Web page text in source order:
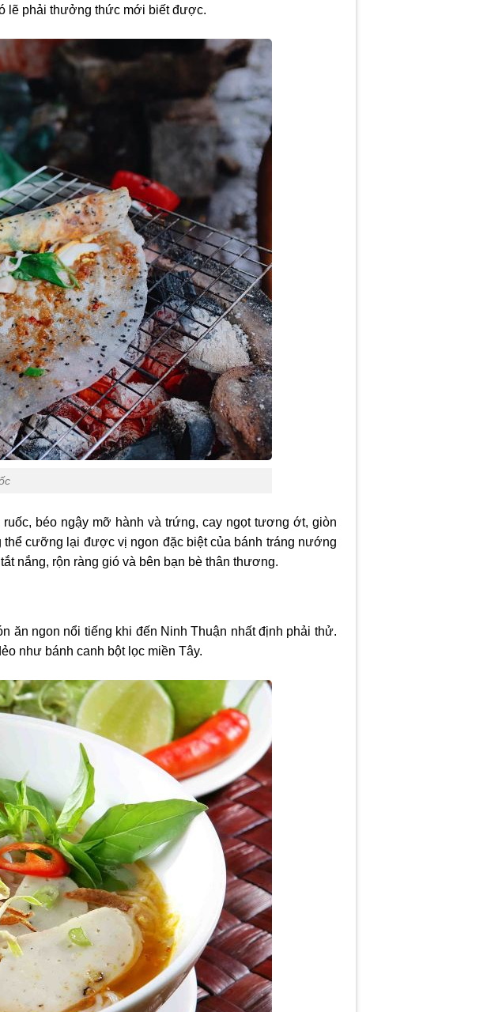
lẽ phải thưởng thức mới biết được.
béo ngậy mỡ hành và trứng, cay ngọt tương ớt, giòn
cưỡng lại được vị ngon đặc biệt của bánh tráng nướng
nắng, rộn ràng gió và bên bạn bè thân thương.
ăn ngon nổi tiếng khi đến Ninh Thuận nhất định phải thử.
như bánh canh bột lọc miền Tây.